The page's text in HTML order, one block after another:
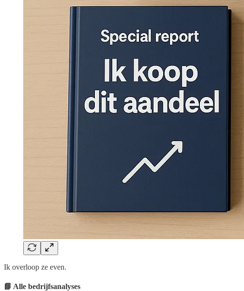
Ik overloop ze even.
📘 Alle bedrijfsanalyses